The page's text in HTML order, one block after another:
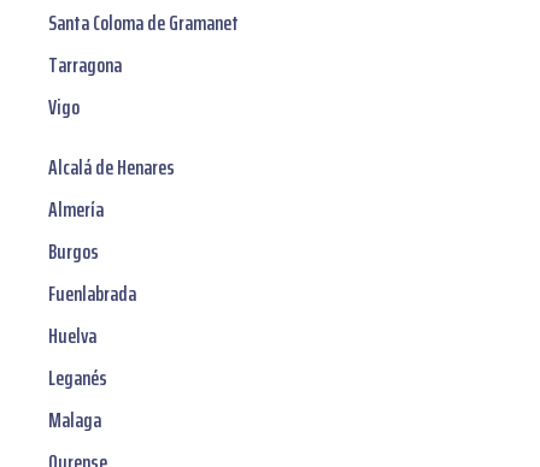
Santa Coloma de Gramanet
Tarragona
Vigo
Alcalá de Henares
Almería
Burgos
Fuenlabrada
Huelva
Leganés
Malaga